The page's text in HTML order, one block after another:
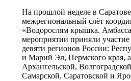
На прошлой неделе в Саратове
межрегиональный слёт
«Водорослям крышка.
мероприятии приняли участие
девяти регионов России:
и Марий Эл, Пермского края,
Архангельской,
Самарской, Саратовской и